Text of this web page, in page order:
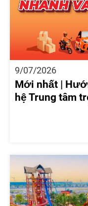
9/07/2026
Mới nhất |
hệ Trung tâm